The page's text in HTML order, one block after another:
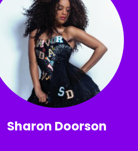
Sharon Doorson